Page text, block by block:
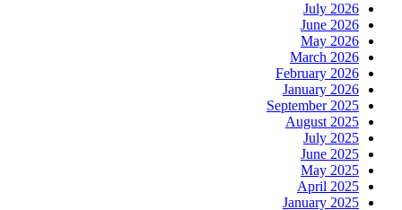
July 2026
June 2026
May 2026
March 2026
February 2026
January 2026
September 2025
August 2025
July 2025
June 2025
May 2025
April 2025
January 2025